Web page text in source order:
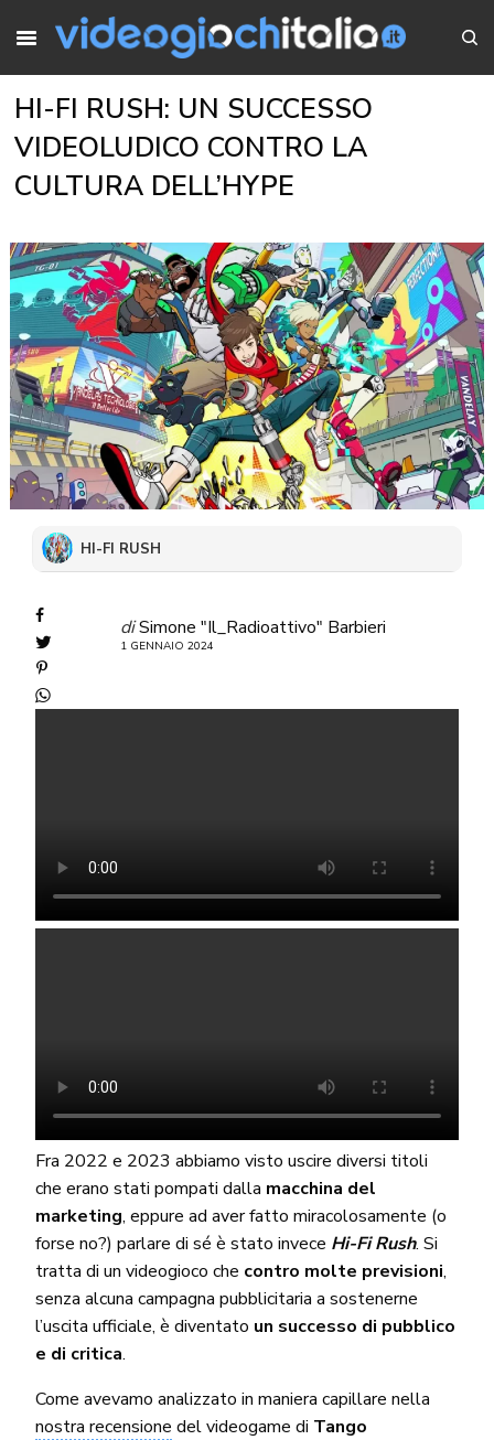
HI-FI RUSH: UN SUCCESSO
VIDEOLUDICO CONTRO LA
CULTURA DELL’HYPE
HI-FI RUSH
diSimone "Il_Radioattivo" Barbieri
1 GENNAIO 2024
Fra 2022 e 2023 abbiamo visto uscire diversi titoli
che erano stati pompati dalla macchina del
marketing, eppure ad aver fatto miracolosamente (o
forse no?) parlare di sé è stato invece Hi-Fi Rush. Si
tratta di un videogioco che contro molte previsioni,
senza alcuna campagna pubblicitaria a sostenerne
l’uscita ufficiale, è diventato un successo di pubblico
e di critica.
Come avevamo analizzato in maniera capillare nella
nostra recensione del videogame di Tango